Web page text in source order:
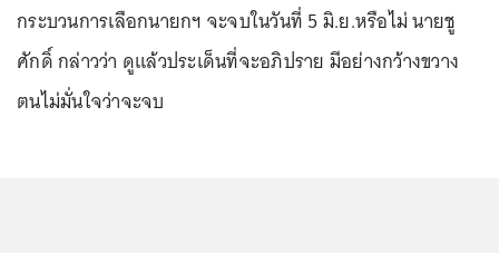
กระบวนการเลือกนายกฯ จะจบในวันที่ 5 มิ.ย.หรือไม่ นายชู
ศักดิ์ กล่าวว่า ดูแล้วประเด็นที่จะอภิปราย มีอย่างกว้างขวาง
ตนไม่มั่นใจว่าจะจบ